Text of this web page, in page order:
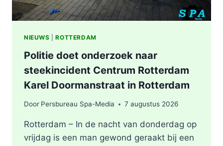
NIEUWS |ROTTERDAM
Politie doet onderzoek naar
steekincident Centrum Rotterdam
Karel Doormanstraat in Rotterdam
Door Persbureau Spa-Media 7 augustus 2026
Rotterdam – In de nacht van donderdag op
vrijdag is een man gewond geraakt bij een